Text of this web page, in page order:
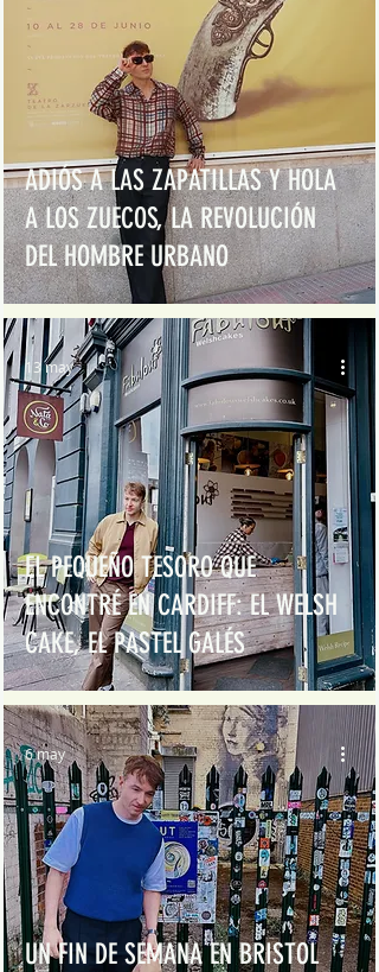
ADIÓS A LAS ZAPATILLAS Y HOLA
A LOS ZUECOS, LA REVOLUCIÓN
DEL HOMBRE URBANO
EL PEQUEÑO TESORO QUE
ENCONTRÉ EN CARDIFF: EL WELSH
CAKE, EL PASTEL GALÉS
13 may
UN FIN DE SEMANA EN BRISTOL
6 may